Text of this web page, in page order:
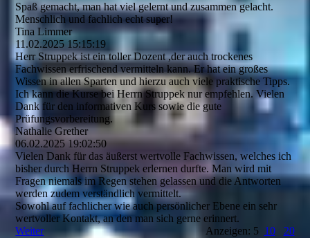
Spaß gemacht, man hat viel gelernt und zusammen gelacht.
Menschlich und fachlich echt super!
Tina Limmer
11.02.2025 15:15:19
Herr Struppek ist ein toller Dozent ,der auch trockenes
Fachwissen erfrischend vermitteln kann. Er hat ein großes
Wissen in allen Sparten und hierzu auch viele praktische Tipps.
Ich kann die Kurse bei Herrn Struppek nur empfehlen. Vielen
Dank für den informativen Kurs sowie die gute
Prüfungsvorbereitung.
Nathalie Grether
06.02.2025 19:02:50
Vielen Dank für das äußerst wertvolle Fachwissen, welches ich
bisher durch Herrn Struppek erlernen durfte. Man wird mit
Fragen niemals im Regen stehen gelassen und die Antworten
werden zudem verständlich vermittelt.
Sowohl auf fachlicher wie auch persönlicher Ebene ein sehr
wertvoller Kontakt, an den man sich gerne erinnert.
Weiter
Anzeigen: 5 10 20